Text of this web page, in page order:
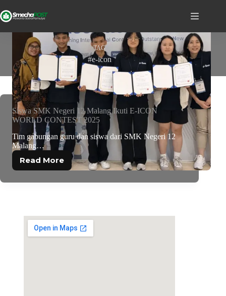
TAG
#e-icon
Siswa SMK Negeri 12 Malang Ikuti E-ICON
WORLD CONTEST 2025
Tim gabungan guru dan siswa dari SMK Negeri 12
Malang…
Read More